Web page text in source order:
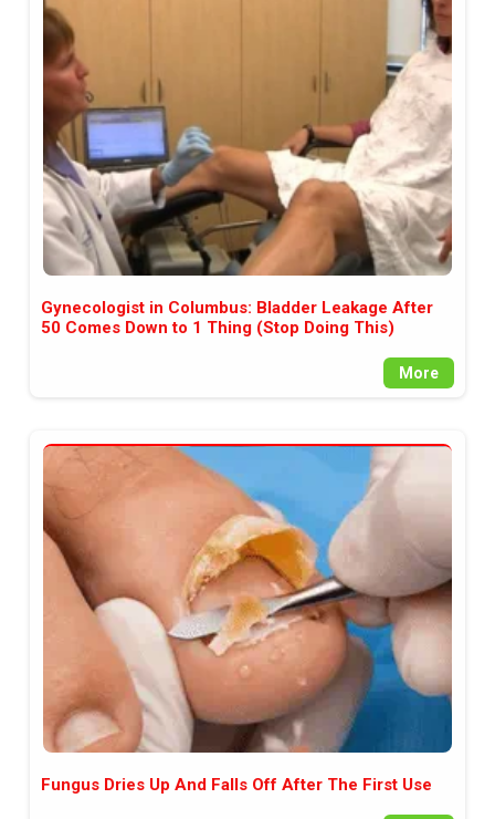
Gynecologist in Columbus: Bladder Leakage After
50 Comes Down to 1 Thing (Stop Doing This)
More
Fungus Dries Up And Falls Off After The First Use